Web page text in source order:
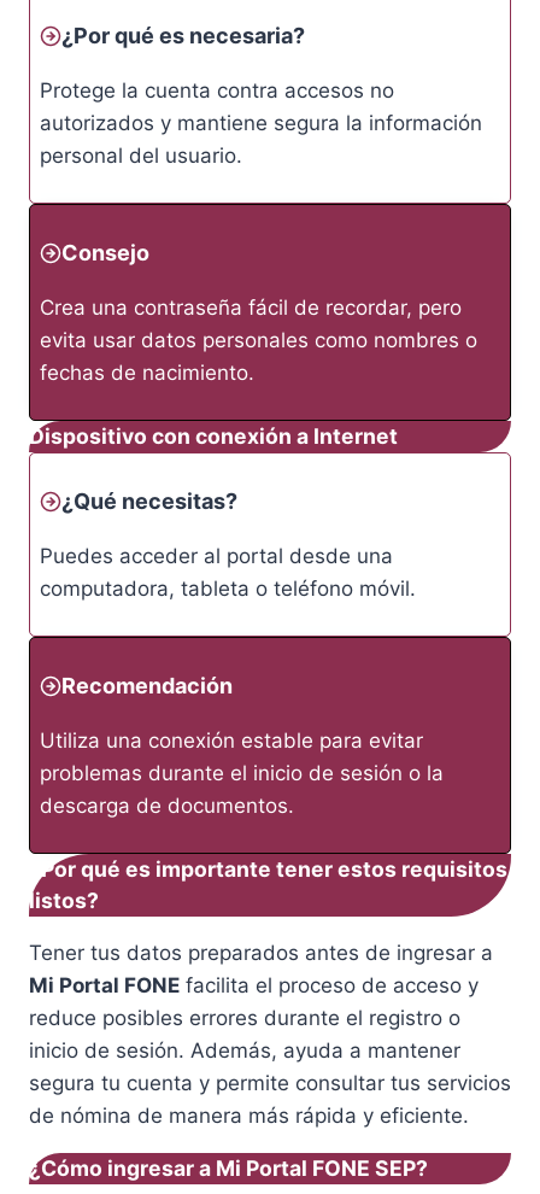
¿Por qué es necesaria?
Protege la cuenta contra accesos no
autorizados y mantiene segura la información
personal del usuario.
Consejo
Crea una contraseña fácil de recordar, pero
evita usar datos personales como nombres o
fechas de nacimiento.
Dispositivo con conexión a Internet
¿Qué necesitas?
Puedes acceder al portal desde una
computadora, tableta o teléfono móvil.
Recomendación
Utiliza una conexión estable para evitar
problemas durante el inicio de sesión o la
descarga de documentos.
¿Por qué es importante tener estos requisitos
listos?
Tener tus datos preparados antes de ingresar a
Mi Portal FONE facilita el proceso de acceso y
reduce posibles errores durante el registro o
inicio de sesión. Además, ayuda a mantener
segura tu cuenta y permite consultar tus servicios
de nómina de manera más rápida y eficiente.
¿Cómo ingresar a Mi Portal FONE SEP?